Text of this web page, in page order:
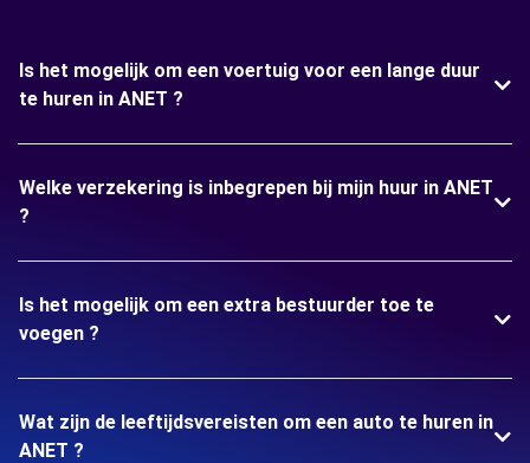
Is het mogelijk om een voertuig voor een lange duur
te huren in ANET ?
Welke verzekering is inbegrepen bij mijn huur in ANET
?
Is het mogelijk om een extra bestuurder toe te
voegen ?
Wat zijn de leeftijdsvereisten om een auto te huren in
ANET ?